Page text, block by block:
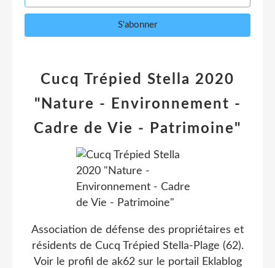
Cucq Trépied Stella 2020
"Nature - Environnement -
Cadre de Vie - Patrimoine"
Association de défense des propriétaires et
résidents de Cucq Trépied Stella-Plage (62).
Voir le profil de ak62sur le portail Eklablog